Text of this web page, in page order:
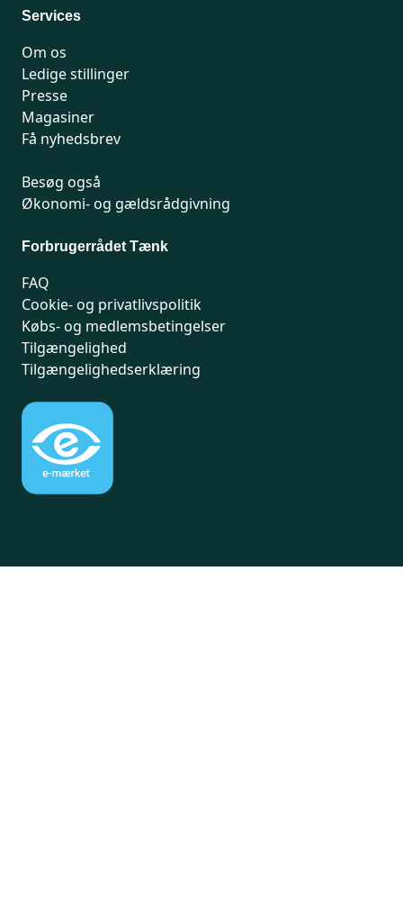
Services
Om os
Ledige stillinger
Presse
Magasiner
Få nyhedsbrev
Besøg også
Økonomi- og gældsrådgivning
Forbrugerrådet Tænk
FAQ
Cookie- og privatlivspolitik
Købs- og medlemsbetingelser
Tilgængelighed
Tilgængelighedserklæring